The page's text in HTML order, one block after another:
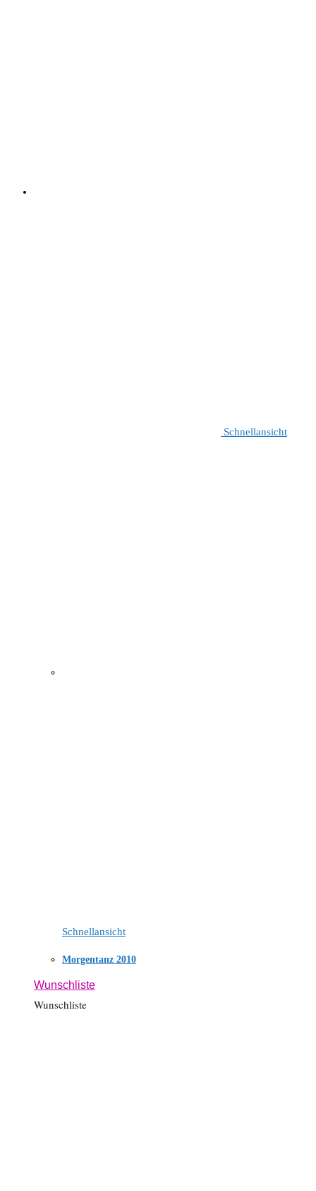
Schnellansicht
Schnellansicht
Morgentanz 2010
Wunschliste
Wunschliste